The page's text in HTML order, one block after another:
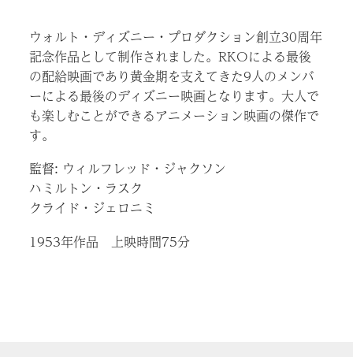
ウォルト・ディズニー・プロダクション創立30周年
記念作品として制作されました。RKOによる最後
の配給映画であり黄金期を支えてきた9人のメンバ
ーによる最後のディズニー映画となります。大人で
も楽しむことができるアニメーション映画の傑作で
す。
監督: ウィルフレッド・ジャクソン
ハミルトン・ラスク
クライド・ジェロニミ
1953年作品 上映時間75分